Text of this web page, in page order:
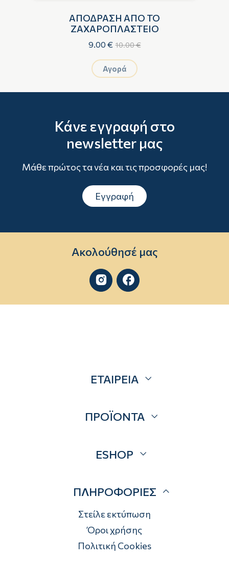
ΑΠΟΔΡΑΣΗ ΑΠΟ ΤΟ
ΖΑΧΑΡΟΠΛΑΣΤΕΙΟ
9.00 € 10.00 €
Αγορά
Κάνε εγγραφή στο
newsletter μας
Μάθε πρώτος τα νέα και τις προσφορές μας!
Εγγραφή
Ακολούθησέ μας
 
ΕΤΑΙΡΕΙΑ
Επικοινωνία
ΠΡΟΪΟΝΤΑ
Brands
ESHOP
Τρόποι αποστολής
Τρόποι πληρωμής
Επιστροφές
ΠΛΗΡΟΦΟΡΙΕΣ
Στείλε εκτύπωση
Όροι χρήσης
Πολιτική Cookies